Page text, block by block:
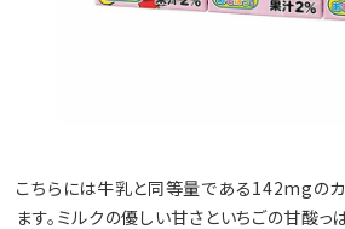
こちらには牛乳と同等量である142mgの
ます。ミルクの優しい甘さといちごの甘酸っ